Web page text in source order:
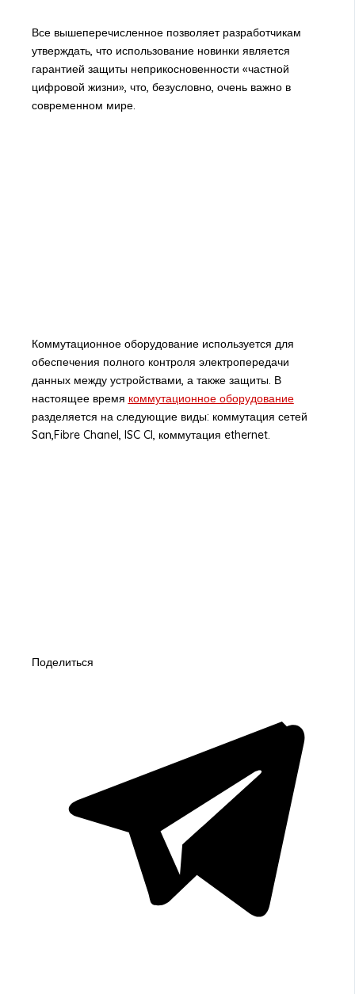
Все вышеперечисленное позволяет разработчикам
утверждать, что использование новинки является
гарантией защиты неприкосновенности «частной
цифровой жизни», что, безусловно, очень важно в
современном мире.
Коммутационное оборудование используется для
обеспечения полного контроля электропередачи
данных между устройствами, а также защиты. В
настоящее время коммутационное оборудование
разделяется на следующие виды: коммутация сетей
San,Fibre Chanel, ISC CI, коммутация ethernet.
Поделиться